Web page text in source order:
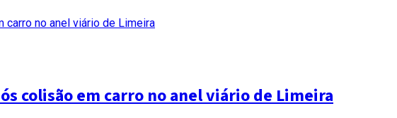
colisão em carro no anel viário de Limeira